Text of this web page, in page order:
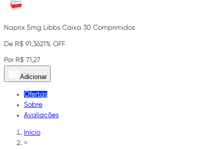
Naprix 5mg Libbs Caixa 30 Comprimidos
De R$ 91,3621% OFF
Por R$ 71,27
Adicionar
Ofertas
Sobre
Avaliações
Início
>